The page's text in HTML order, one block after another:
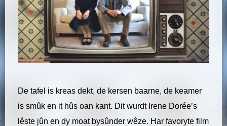
De tafel is kreas dekt, de kersen baarne, de keamer
is smûk en it hûs oan kant. Dit wurdt Irene Dorée’s
lêste jûn en dy moat bysûnder wêze. Har favoryte film